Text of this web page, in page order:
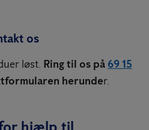
os
løst. Ring til os på 69 15
herunder.